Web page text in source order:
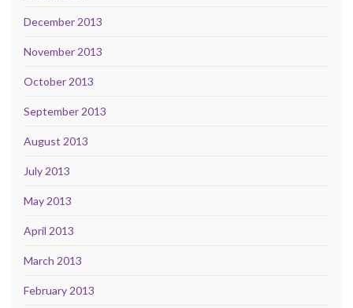
December 2013
November 2013
October 2013
September 2013
August 2013
July 2013
May 2013
April 2013
March 2013
February 2013